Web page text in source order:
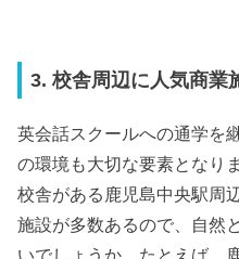
3. 校舎周辺に人気商業
英会話スクールへの通学を
の環境も大切な要素となり
校舎がある鹿児島中央駅周
施設が多数あるので、自然
いでしょうか。たとえば、